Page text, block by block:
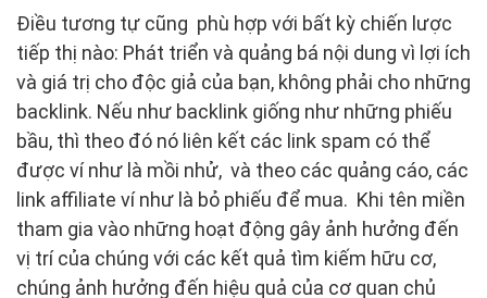
Điều tương tự cũng phù hợp với bất kỳ chiến lược
tiếp thị nào: Phát triển và quảng bá nội dung vì lợi ích
và giá trị cho độc giả của bạn, không phải cho những
backlink. Nếu như backlink giống như những phiếu
bầu, thì theo đó nó liên kết các link spam có thể
được ví như là mồi nhử, và theo các quảng cáo, các
link affiliate ví như là bỏ phiếu để mua. Khi tên miền
tham gia vào những hoạt động gây ảnh hưởng đến
vị trí của chúng với các kết quả tìm kiếm hữu cơ,
chúng ảnh hưởng đến hiệu quả của cơ quan chủ